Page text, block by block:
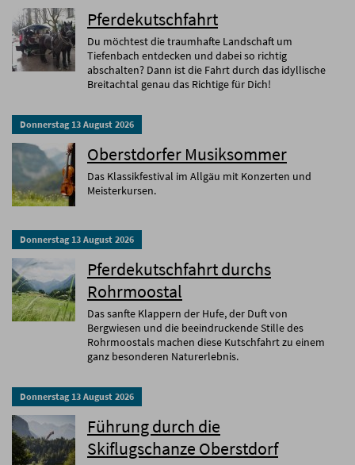
Pferdekutschfahrt
Du möchtest die traumhafte Landschaft um
Tiefenbach entdecken und dabei so richtig
abschalten? Dann ist die Fahrt durch das idyllische
Breitachtal genau das Richtige für Dich!
Donnerstag 13 August 2026
Oberstdorfer Musiksommer
Das Klassikfestival im Allgäu mit Konzerten und
Meisterkursen.
Donnerstag 13 August 2026
Pferdekutschfahrt durchs
Rohrmoostal
Das sanfte Klappern der Hufe, der Duft von
Bergwiesen und die beeindruckende Stille des
Rohrmoostals machen diese Kutschfahrt zu einem
ganz besonderen Naturerlebnis.
Donnerstag 13 August 2026
Führung durch die
Skiflugschanze Oberstdorf